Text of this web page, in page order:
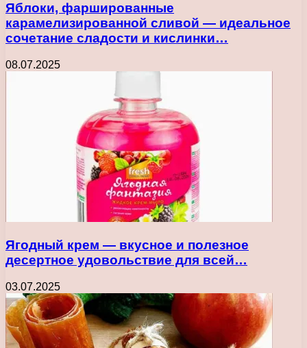
Яблоки, фаршированные
карамелизированной сливой — идеальное
сочетание сладости и кислинки…
08.07.2025
Ягодный крем — вкусное и полезное
десертное удовольствие для всей…
03.07.2025